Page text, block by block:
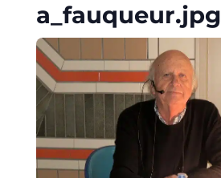
a_fauqueur.jpg